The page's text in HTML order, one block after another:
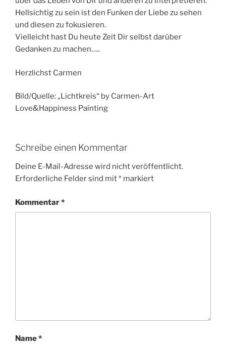
Hellsichtig zu sein ist den Funken der Liebe zu sehen
und diesen zu fokusieren.
Vielleicht hast Du heute Zeit Dir selbst darüber
Gedanken zu machen…..
Herzlichst Carmen
Bild/Quelle: „Lichtkreis“ by Carmen-Art
Love&Happiness Painting
Schreibe einen Kommentar
Deine E-Mail-Adresse wird nicht veröffentlicht.
Erforderliche Felder sind mit* markiert
Kommentar*
Name*